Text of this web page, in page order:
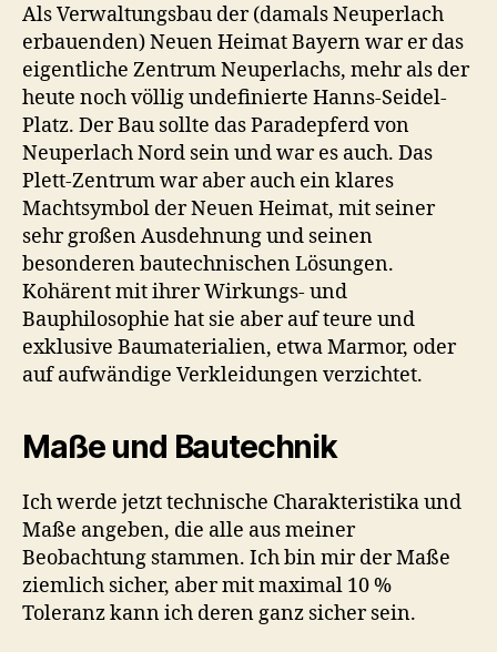
Als Verwaltungsbau der (damals Neuperlach
erbauenden) Neuen Heimat Bayern war er das
eigentliche Zentrum Neuperlachs, mehr als der
heute noch völlig undefinierte Hanns-Seidel-
Platz. Der Bau sollte das Paradepferd von
Neuperlach Nord sein und war es auch. Das
Plett-Zentrum war aber auch ein klares
Machtsymbol der Neuen Heimat, mit seiner
sehr großen Ausdehnung und seinen
besonderen bautechnischen Lösungen.
Kohärent mit ihrer Wirkungs- und
Bauphilosophie hat sie aber auf teure und
exklusive Baumaterialien, etwa Marmor, oder
auf aufwändige Verkleidungen verzichtet.
Maße und Bautechnik
Ich werde jetzt technische Charakteristika und
Maße angeben, die alle aus meiner
Beobachtung stammen. Ich bin mir der Maße
ziemlich sicher, aber mit maximal 10 %
Toleranz kann ich deren ganz sicher sein.